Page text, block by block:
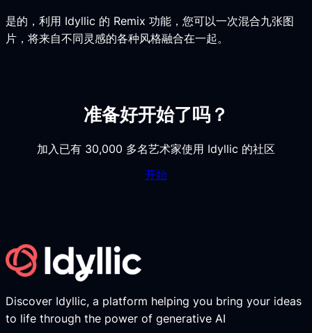
是的，利用 Idyllic 的 Remix 功能，您可以一次混合九张图
片，将来自不同灵感的各种风格融合在一起。
准备好开始了吗？
加入已有 30,000 多名艺术家使用 Idyllic 的社区
开始
Discover Idyllic, a platform helping you bring your ideas
to life through the power of generative AI